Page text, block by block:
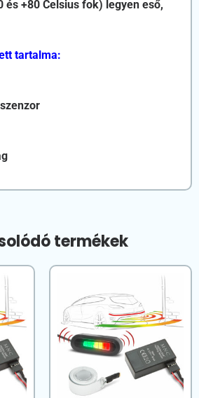
és +80 Celsius fok) legyen eső,
tartalma:
termékek